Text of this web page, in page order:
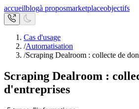
accueilblogà proposmarketplaceobjectifs
Cas d'usage
/Automatisation
/Scraping Dealroom : collecte de
Scraping Dealroom :
d'entreprises